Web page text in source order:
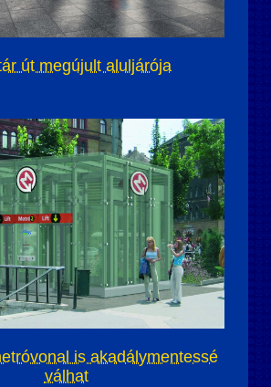
út megújult aluljárója
is akadálymentessé
válhat